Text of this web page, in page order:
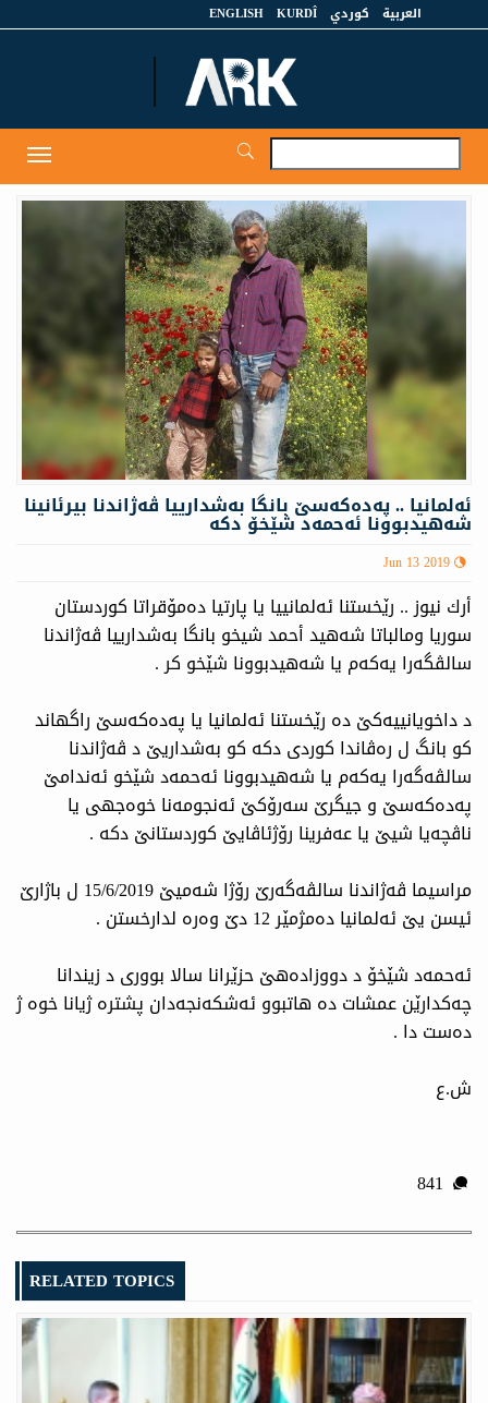
العربية كوردي KURDÎ
ENGLISH
ئه‌لمانیا .. په‌ده‌كه‌سێ بانگا به‌شدارییا ڤه‌ژاندنا بیرئانینا
شه‌هیدبوونا ئه‌حمه‌د شێخۆ دكه‌
Jun 13 2019
أرك نيوز .. رێخستنا ئه‌لمانییا یا پارتیا ده‌مۆقراتا كوردستان
سوریا ومالباتا شه‌هید أحمد شیخو بانگا به‌شدارییا ڤه‌ژاندنا
سالڤگه‌را یه‌كه‌م یا شه‌هیدبوونا شێخو كر .
د داخویانییه‌كێ ده‌ رێخستنا ئه‌لمانیا یا په‌ده‌كه‌سێ راگهاند
كو بانگ ل ره‌ڤاندا كوردی دكه‌ كو به‌شداریێ د ڤه‌ژاندنا
سالڤه‌گه‌را یه‌كه‌م یا شه‌هیدبوونا ئه‌حمه‌د شێخو ئه‌ندامێ
په‌ده‌كه‌سێ و جیگرێ سه‌رۆكێ ئه‌نجومه‌نا خوه‌جهی یا
ناڤچه‌یا شیێ یا عه‌فرینا رۆژئاڤایێ كوردستانێ دكه‌ .
مراسیما ڤه‌ژاندنا سالڤه‌گه‌رێ رۆژا شه‌میێ 15/6/2019 ل باژارێ
ئیسن یێ ئه‌لمانیا ده‌مژمێر 12 دێ وه‌ره‌ لدارخستن .
ئه‌حمه‌د شێخۆ د دووزاده‌هێ حزێرانا سالا بووری د زیندانا
چه‌كدارێن عمشات ده‌ هاتبوو ئه‌شكه‌نجه‌دان پشتره‌ ژیانا خوه‌ ژ
ده‌ست دا .
ش.ع
RELATED TOPICS